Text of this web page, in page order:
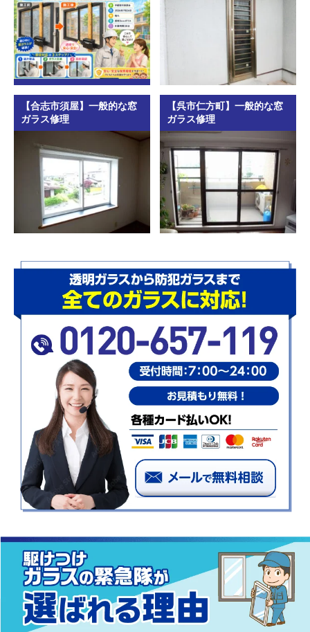
【合志市須屋】一般的な窓
ガラス修理
【呉市仁方町】一般的な窓
ガラス修理